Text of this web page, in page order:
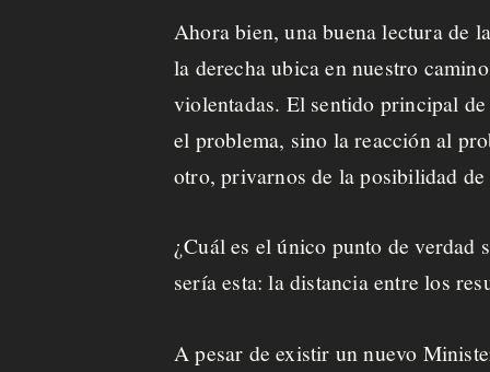
Ahora bien, una buena lectura de
la derecha ubica en nuestro
violentadas. El sentido principal
el problema, sino la reacción al
otro, privarnos de la posibilidad
¿Cuál es el único punto de verdad
sería esta: la distancia entre los
A pesar de existir un nuevo